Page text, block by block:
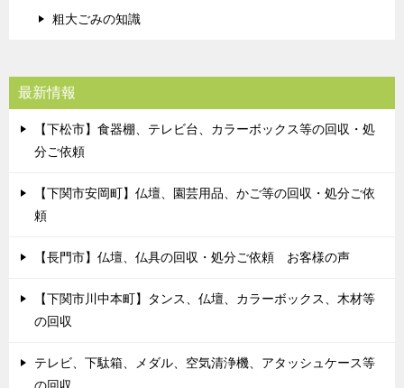
粗大ごみの知識
最新情報
【下松市】食器棚、テレビ台、カラーボックス等の回収・処
分ご依頼
【下関市安岡町】仏壇、園芸用品、かご等の回収・処分ご依
頼
【長門市】仏壇、仏具の回収・処分ご依頼 お客様の声
【下関市川中本町】タンス、仏壇、カラーボックス、木材等
の回収
テレビ、下駄箱、メダル、空気清浄機、アタッシュケース等